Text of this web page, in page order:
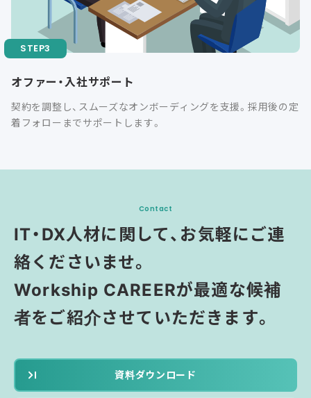
オファー・入社サポート
契約を調整し、スムーズなオンボーディングを支援。採用後の定
着フォローまでサポートします。
Contact
IT・DX人材に関して、お気軽にご連
絡くださいませ。
Workship CAREERが最適な候補
者をご紹介させていただきます。
資料ダウンロード